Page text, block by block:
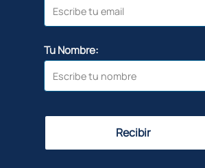
Tu Nombre:
Recibir